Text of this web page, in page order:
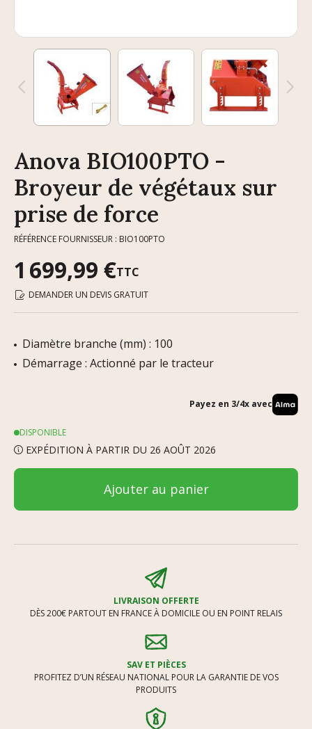
Anova BIO100PTO -
Broyeur de végétaux sur
prise de force
RÉFÉRENCE FOURNISSEUR : BIO100PTO
1 699,99 €TTC
DEMANDER UN DEVIS GRATUIT
Diamètre branche (mm) : 100
Démarrage : Actionné par le tracteur
Payez en 3/4x avec
DISPONIBLE
EXPÉDITION À PARTIR DU 26 AOÛT 2026
Ajouter au panier
LIVRAISON OFFERTE
DÈS 200€ PARTOUT EN FRANCE À DOMICILE OU EN POINT RELAIS
SAV ET PIÈCES
PROFITEZ D’UN RÉSEAU NATIONAL POUR LA GARANTIE DE VOS
PRODUITS